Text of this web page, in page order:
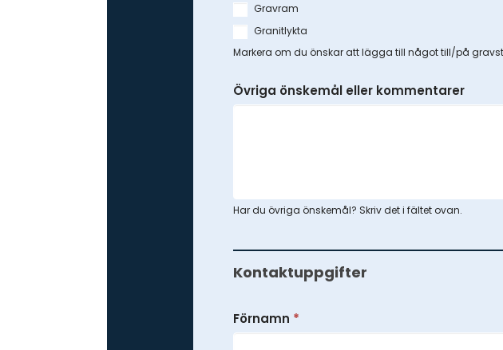
Gravram
Granitlykta
Markera om du önskar att lägga till något till/på
Övriga önskemål eller kommentarer
Har du övriga önskemål? Skriv det i fältet ovan.
Kontaktuppgifter
Förnamn *